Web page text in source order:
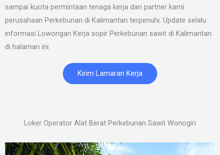
sampai kuota permintaan tenaga kerja dari partner kami
perusahaan Perkebunan di Kalimantan terpenuhi. Update selalu
informasi Lowongan Kerja sopir Perkebunan sawit di Kalimantan
di halaman ini.
Kirim Lamaran Kerja
Loker Operator Alat Berat Perkebunan Sawit Wonogiri